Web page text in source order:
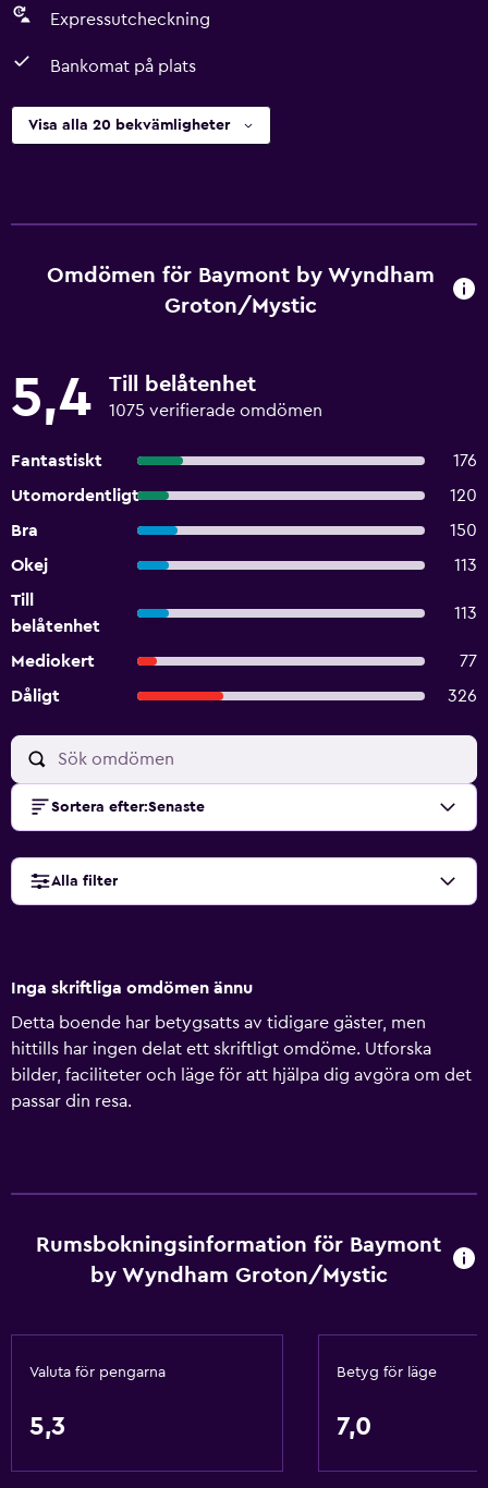
Expressutcheckning
Bankomat på plats
Visa alla 20 bekvämligheter
Omdömen för Baymont by Wyndham
Groton/Mystic
5,4 Till belåtenhet
1075 verifierade omdömen
Fantastiskt
176
Utomordentligt
120
Bra
150
Okej
113
Till
belåtenhet
113
Mediokert
77
Dåligt
326
Sortera efter:Senaste
Alla filter
Inga skriftliga omdömen ännu
Detta boende har betygsatts av tidigare gäster, men
hittills har ingen delat ett skriftligt omdöme. Utforska
bilder, faciliteter och läge för att hjälpa dig avgöra om det
passar din resa.
Rumsbokningsinformation för Baymont
by Wyndham Groton/Mystic
Valuta för pengarna
5,3
Betyg för läge
7,0